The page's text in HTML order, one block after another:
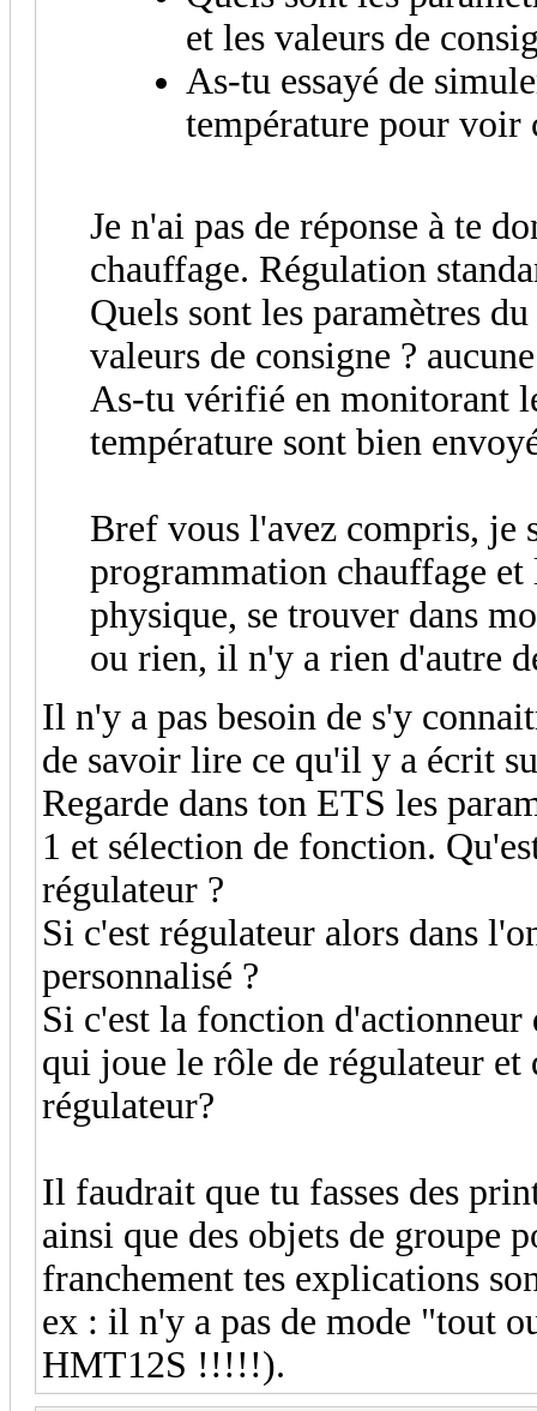
et les valeurs de
As-tu essayé de
température pour voir
Je n'ai pas de réponse à te
chauffage. Régulation
Quels sont les paramètres
valeurs de consigne ?
As-tu vérifié en monitorant
température sont bien
Bref vous l'avez compris, je
programmation chauffage
physique, se trouver dans
ou rien, il n'y a rien d'autre
Il n'y a pas besoin de s'y
de savoir lire ce qu'il y a écrit
Regarde dans ton ETS les
1 et sélection de fonction.
régulateur ?
Si c'est régulateur alors dans
personnalisé ?
Si c'est la fonction d'actionneur
qui joue le rôle de régulateur et
régulateur?
Il faudrait que tu fasses des
ainsi que des objets de groupe
franchement tes explications
ex : il n'y a pas de mode "tout
HMT12S !!!!!).